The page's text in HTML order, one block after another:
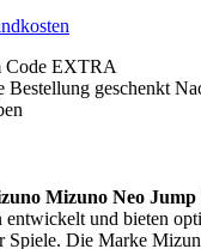
Code EXTRA
Bestellung geschenkt
Mizuno Neo
entwickelt und bieten
Spiele. Die Marke